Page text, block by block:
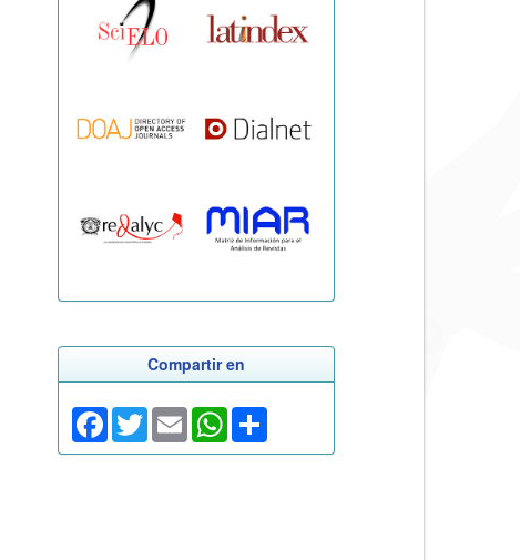
Compartir en
Facebook
TwitterEmailWhatsApp
Share